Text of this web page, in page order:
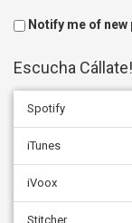
Notify me of
Escucha
Spotify
iTunes
iVoox
Stitcher